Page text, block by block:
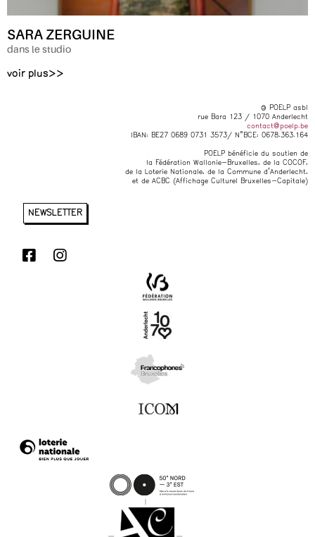
SARA ZERGUINE
dans le studio
voir plus>>
© POELP asbl
rue Bara 123 / 1070 Anderlecht
contact@poelp.be
IBAN: BE27 0689 0731 3573/ N°BCE: 0678.363.164
POELP bénéficie du soutien de
la Fédération Wallonie-Bruxelles, de la COCOF,
de la Loterie Nationale, de la Commune d’Anderlecht,
et de ACBC (Affichage Culturel Bruxelles-Capitale)
NEWSLETTER